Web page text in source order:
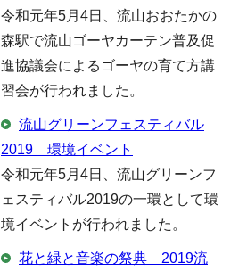
令和元年5月4日、流山おおたかの
森駅で流山ゴーヤカーテン普及促
進協議会によるゴーヤの育て方講
習会が行われました。
流山グリーンフェスティバル
2019 環境イベント
令和元年5月4日、流山グリーンフ
ェスティバル2019の一環として環
境イベントが行われました。
花と緑と音楽の祭典 2019流